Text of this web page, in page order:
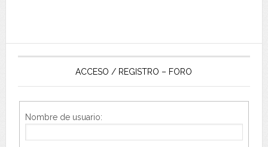
ACCESO / REGISTRO – FORO
Nombre de usuario: